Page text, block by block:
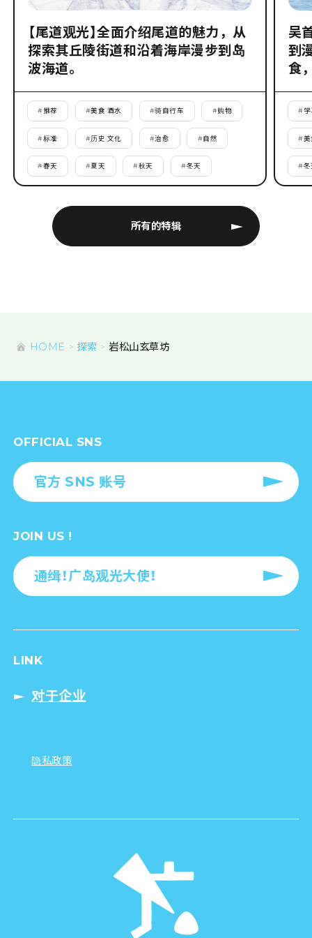
所有的特辑
【尾道观光】全面介绍尾道的魅力，从
探索其丘陵街道和沿着海岸漫步到岛
波海道。
#推荐 #美食·酒水 #骑自行车 #购物
#标准 #历史·文化 #治愈 #自然
#春天 #夏天 #秋天 #冬天
吴
到
食
# 学
#美
#冬
HOME 探索 岩松山玄草坊
OFFICIAL SNS
官方 SNS 账号
JOIN US !
通缉！广岛观光大使！
LINK
对于企业
隐私政策